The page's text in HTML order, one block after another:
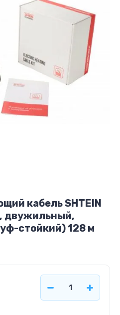
кабель SHTEIN
двужильный,
стойкий) 128 м